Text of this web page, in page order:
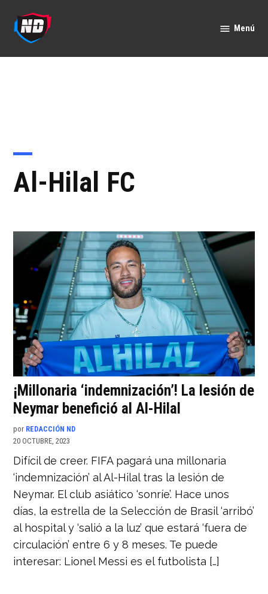
contenido
Menú
Al-Hilal FC
¡Millonaria ‘indemnización’! La lesión de
Neymar benefició al Al-Hilal
por REDACCIÓN ND
20 OCTUBRE, 2023
Difícil de creer. FIFA pagará una millonaria
‘indemnización’ al Al-Hilal tras la lesión de
Neymar. El club asiático ‘sonríe’. Hace unos
días, la estrella de la Selección de Brasil ‘arribó’
al hospital y ‘salió a la luz’ que estará ‘fuera de
circulación’ entre 6 y 8 meses. Te puede
interesar: Lionel Messi es el futbolista […]